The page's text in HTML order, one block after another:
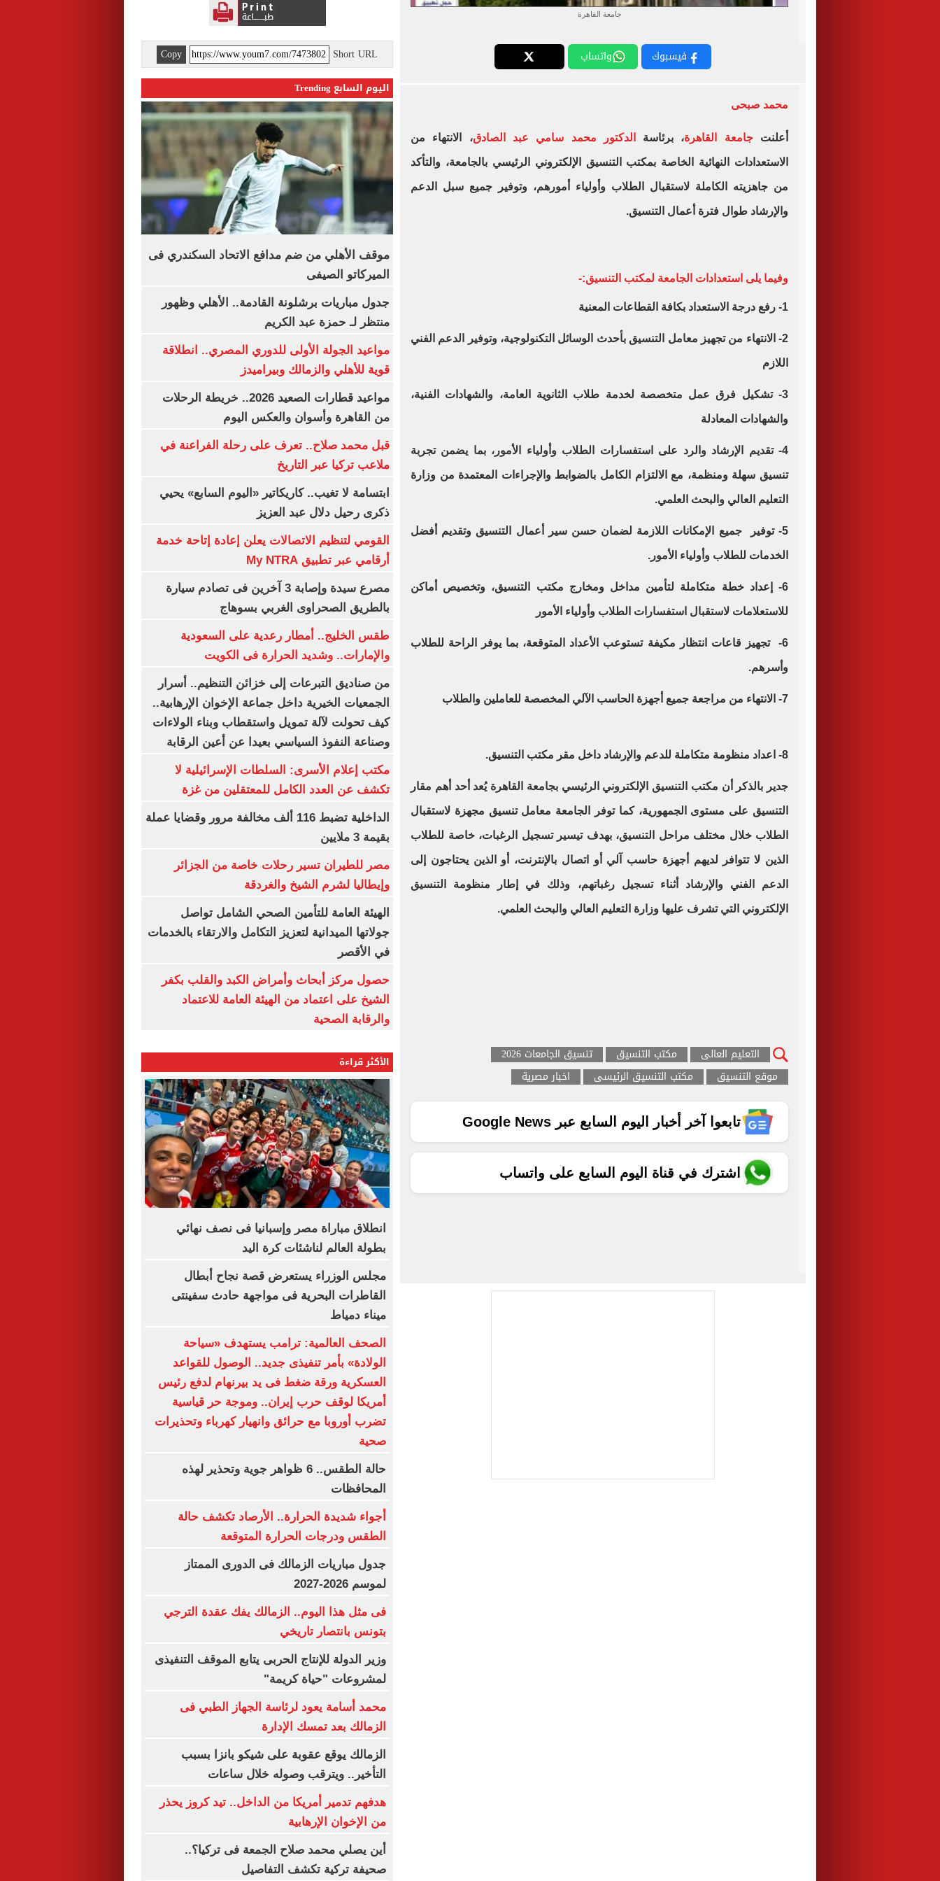
جامعة القاهرة
فيسبوك واتساب
محمد صبحى
أعلنتجامعة القاهرة، برئاسة الدكتور محمد سامي عبد الصادق، الانتهاء من
الاستعدادات النهائية الخاصة بمكتب التنسيق الإلكتروني الرئيسي بالجامعة، والتأكد
من جاهزيته الكاملة لاستقبال الطلاب وأولياء أمورهم، وتوفير جميع سبل الدعم
والإرشاد طوال فترة أعمال التنسيق.
وفيما يلى استعدادات الجامعة لمكتب التنسيق:-
1- رفع درجة الاستعداد بكافة القطاعات المعنية
2- الانتهاء من تجهيز معامل التنسيق بأحدث الوسائل التكنولوجية، وتوفير الدعم الفني
اللازم
3- تشكيل فرق عمل متخصصة لخدمة طلاب الثانوية العامة، والشهادات الفنية،
والشهادات المعادلة
4- تقديم الإرشاد والرد على استفسارات الطلاب وأولياء الأمور، بما يضمن تجربة
تنسيق سهلة ومنظمة، مع الالتزام الكامل بالضوابط والإجراءات المعتمدة من وزارة
التعليم العالي والبحث العلمي.
5- توفير جميع الإمكانات اللازمة لضمان حسن سير أعمال التنسيق وتقديم أفضل
الخدمات للطلاب وأولياء الأمور.
6- إعداد خطة متكاملة لتأمين مداخل ومخارج مكتب التنسيق، وتخصيص أماكن
للاستعلامات لاستقبال استفسارات الطلاب وأولياء الأمور
6- تجهيز قاعات انتظار مكيفة تستوعب الأعداد المتوقعة، بما يوفر الراحة للطلاب
وأسرهم.
7- الانتهاء من مراجعة جميع أجهزة الحاسب الآلي المخصصة للعاملين والطلاب
8- اعداد منظومة متكاملة للدعم والإرشاد داخل مقر مكتب التنسيق.
جدير بالذكر أن مكتب التنسيق الإلكتروني الرئيسي بجامعة القاهرة يُعد أحد أهم مقار
التنسيق على مستوى الجمهورية، كما توفر الجامعة معامل تنسيق مجهزة لاستقبال
الطلاب خلال مختلف مراحل التنسيق، بهدف تيسير تسجيل الرغبات، خاصة للطلاب
الذين لا تتوافر لديهم أجهزة حاسب آلي أو اتصال بالإنترنت، أو الذين يحتاجون إلى
الدعم الفني والإرشاد أثناء تسجيل رغباتهم، وذلك في إطار منظومة التنسيق
الإلكتروني التي تشرف عليها وزارة التعليم العالي والبحث العلمي.
التعليم العالى مكتب التنسيق
تنسيق الجامعات 2026
موقع التنسيق
مكتب التنسيق الرئيسى اخبار مصرية
تابعوا آخر أخبار اليوم السابع عبر Google News
اشترك في قناة اليوم السابع على واتساب
Short URL
Copy
اليوم السابع Trending
موقف الأهلي من ضم مدافع الاتحاد السكندري فى
الميركاتو الصيفى
جدول مباريات برشلونة القادمة.. الأهلي وظهور
منتظر لـ حمزة عبد الكريم
مواعيد الجولة الأولى للدوري المصري.. انطلاقة
قوية للأهلي والزمالك وبيراميدز
مواعيد قطارات الصعيد 2026.. خريطة الرحلات
من القاهرة وأسوان والعكس اليوم
قبل محمد صلاح.. تعرف على رحلة الفراعنة في
ملاعب تركيا عبر التاريخ
ابتسامة لا تغيب.. كاريكاتير «اليوم السابع» يحيي
ذكرى رحيل دلال عبد العزيز
القومي لتنظيم الاتصالات يعلن إعادة إتاحة خدمة
أرقامي عبر تطبيق My NTRA
مصرع سيدة وإصابة 3 آخرين فى تصادم سيارة
بالطريق الصحراوى الغربي بسوهاج
طقس الخليج.. أمطار رعدية على السعودية
والإمارات.. وشديد الحرارة فى الكويت
من صناديق التبرعات إلى خزائن التنظيم.. أسرار
الجمعيات الخيرية داخل جماعة الإخوان الإرهابية..
كيف تحولت لآلة تمويل واستقطاب وبناء الولاءات
وصناعة النفوذ السياسي بعيدا عن أعين الرقابة
مكتب إعلام الأسرى: السلطات الإسرائيلية لا
تكشف عن العدد الكامل للمعتقلين من غزة
الداخلية تضبط 116 ألف مخالفة مرور وقضايا عملة
بقيمة 3 ملايين
مصر للطيران تسير رحلات خاصة من الجزائر
وإيطاليا لشرم الشيخ والغردقة
الهيئة العامة للتأمين الصحي الشامل تواصل
جولاتها الميدانية لتعزيز التكامل والارتقاء بالخدمات
في الأقصر
حصول مركز أبحاث وأمراض الكبد والقلب بكفر
الشيخ على اعتماد من الهيئة العامة للاعتماد
والرقابة الصحية
الأكثر قراءة
انطلاق مباراة مصر وإسبانيا فى نصف نهائي
بطولة العالم لناشئات كرة اليد
مجلس الوزراء يستعرض قصة نجاح أبطال
القاطرات البحرية فى مواجهة حادث سفينتى
ميناء دمياط
الصحف العالمية: ترامب يستهدف «سياحة
الولادة» بأمر تنفيذى جديد.. الوصول للقواعد
العسكرية ورقة ضغط فى يد بيرنهام لدفع رئيس
أمريكا لوقف حرب إيران.. وموجة حر قياسية
تضرب أوروبا مع حرائق وانهيار كهرباء وتحذيرات
صحية
حالة الطقس.. 6 ظواهر جوية وتحذير لهذه
المحافظات
أجواء شديدة الحرارة.. الأرصاد تكشف حالة
الطقس ودرجات الحرارة المتوقعة
جدول مباريات الزمالك فى الدورى الممتاز
لموسم 2026-2027
فى مثل هذا اليوم.. الزمالك يفك عقدة الترجي
بتونس بانتصار تاريخي
وزير الدولة للإنتاج الحربى يتابع الموقف التنفيذى
لمشروعات "حياة كريمة"
محمد أسامة يعود لرئاسة الجهاز الطبي فى
الزمالك بعد تمسك الإدارة
الزمالك يوقع عقوبة على شيكو بانزا بسبب
التأخير.. ويترقب وصوله خلال ساعات
هدفهم تدمير أمريكا من الداخل.. تيد كروز يحذر
من الإخوان الإرهابية
أين يصلي محمد صلاح الجمعة فى تركيا؟..
صحيفة تركية تكشف التفاصيل